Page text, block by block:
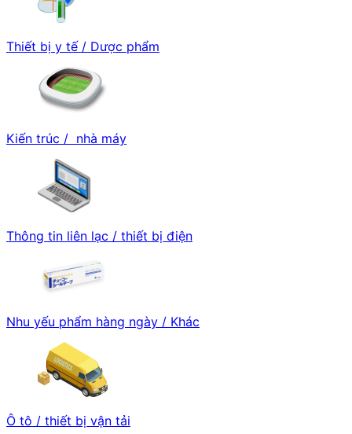
Thiết bị y tế / Dược phẩm
Kiến trúc / nhà máy
Thông tin liên lạc / thiết bị điện
Nhu yếu phẩm hàng ngày / Khác
Ô tô / thiết bị vận tải